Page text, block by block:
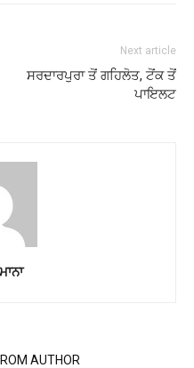
Next article
ਸਰਦਾਰਪੁਰਾ ਤੋਂ ਗਹਿਲੋਤ, ਟੋਂਕ ਤੋਂ
ਪਾਇਲਟ
AUTHOR